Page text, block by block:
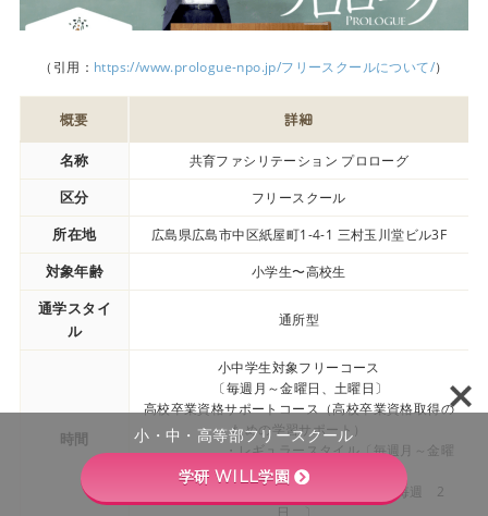
（引用： https://www.prologue-npo.jp/フリースクールについて/）
概要 詳細
名称 共育ファシリテーション プロローグ
区分 フリースクール
所在地 広島県広島市中区紙屋町1-4-1 三村玉川堂ビル3F
対象年齢 小学生〜高校生
通学スタイ
ル
通所型
時間
小中学生対象フリーコース
〔毎週月～金曜日、土曜日〕
高校卒業資格サポートコース（高校卒業資格取得の
ための学習サポート）
・レギュラースタイル〔毎週月～金曜
日〕
・ニュートラルスタイル〔毎週 2
日 〕
小・中・高等部フリースクール
学研 WILL学園